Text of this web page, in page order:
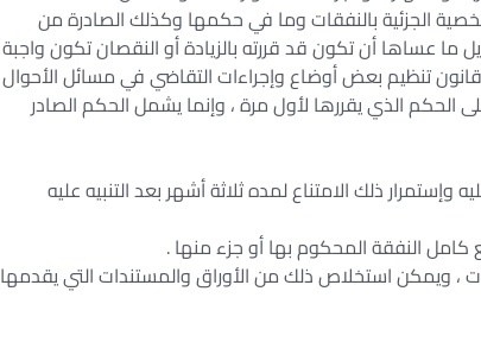
الجزئية بالنفقات وما في حكمها وكذلك الصادرة من
ما عساها أن تكون قد قررته بالزيادة أو النقصان تكون واجبة
القانون وفقاً لنص المادتين ( 10/4 ) و ( 65 ) من قانون تنظيم بعض أوضاع وإجراءات التقاضي في مسائل الأحوال
الحكم الذي يقررها لأول مرة ، وإنما يشمل الحكم الصادر
ذلك الامتناع لمده ثلاثة أشهر بعد التنبيه عليه
النفقة المحكوم بها أو جزء منها .
، ويمكن استخلاص ذلك من الأوراق والمستندات التي يقدمها